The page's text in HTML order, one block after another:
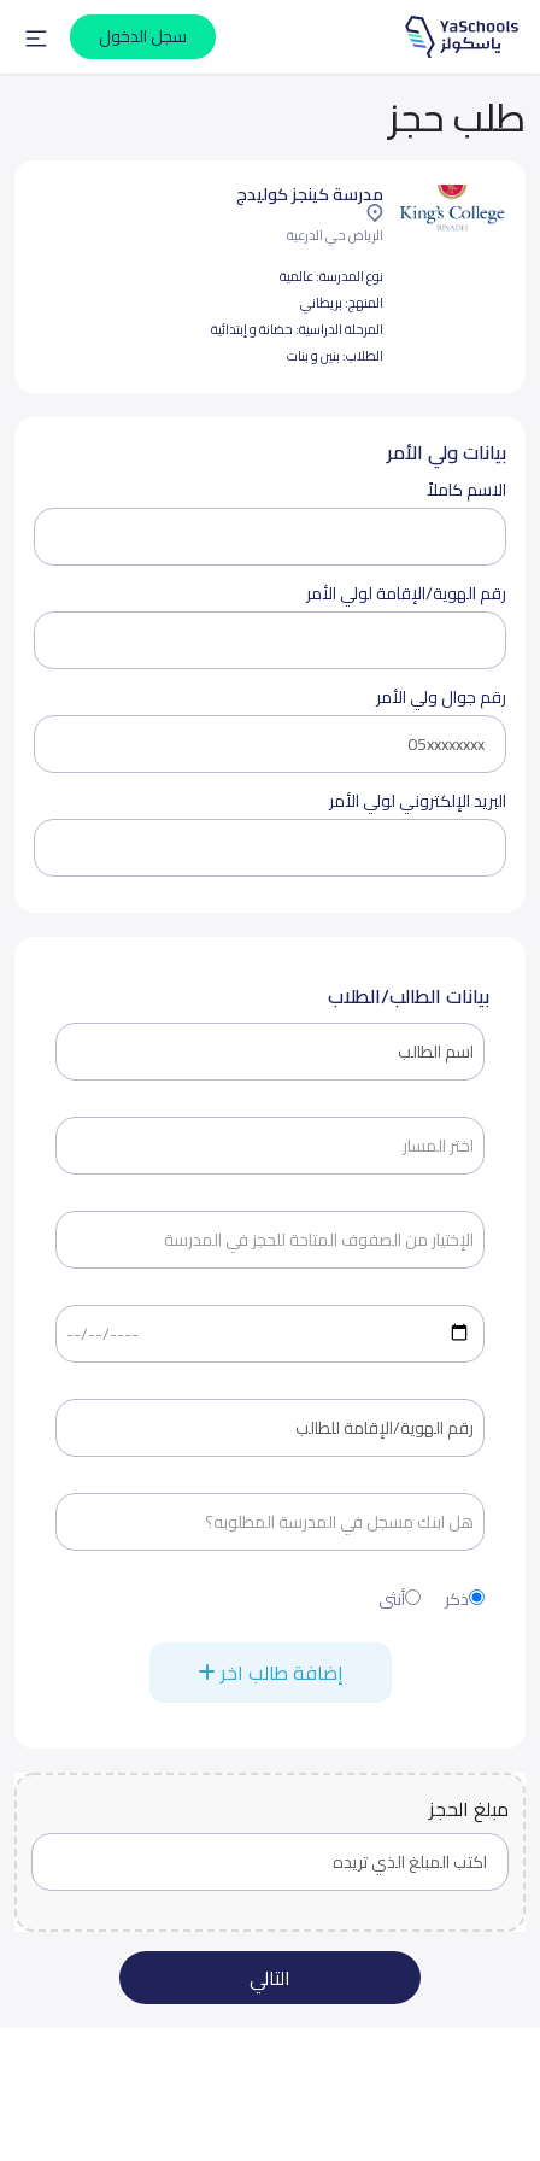
سجل الدخول
طلب حجز
مدرسة كينجز كوليدج
الرياض حي الدرعية
نوع المدرسة:عالمية
المنهج: بريطاني
المرحلة الدراسية: حضانة و إبتدائية
الطلاب: بنين و بنات
بيانات ولي الأمر
الاسم كاملاً
رقم الهوية/الإقامة لولي الأمر
رقم جوال ولي الأمر
البريد الإلكتروني لولي الأمر
بيانات الطالب/الطلاب
ذكر أنثى
إضافة طالب اخر
مبلغ الحجز
التالي